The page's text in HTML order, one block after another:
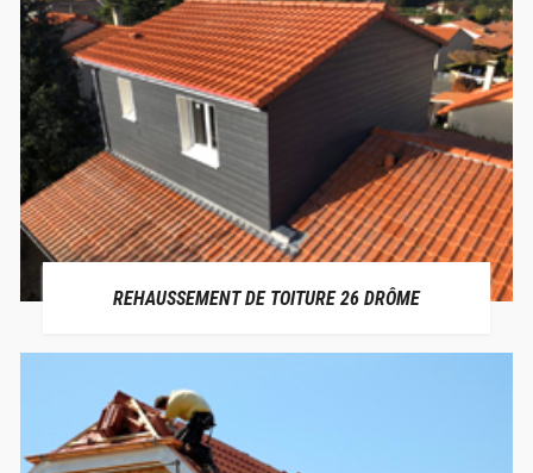
REHAUSSEMENT DE TOITURE 26 DRÔME